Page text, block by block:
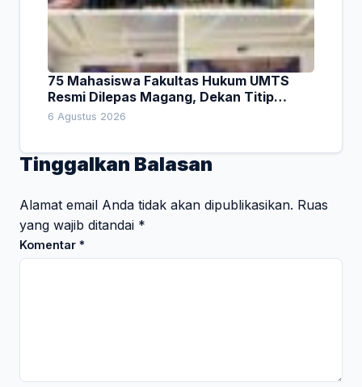
75 Mahasiswa Fakultas Hukum UMTS
Resmi Dilepas Magang, Dekan Titip
Empat Pesan Penting
6 Agustus 2026
Tinggalkan Balasan
Alamat email Anda tidak akan dipublikasikan. Ruas
yang wajib ditandai *
Komentar *